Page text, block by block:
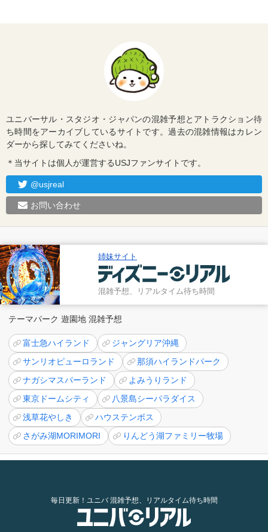
ユニバーサル・スタジオ・ジャパンの混雑予想とアトラクション待
ち時間をアーカイブしているサイトです。過去の混雑情報はカレン
ダーから探してみてくださいね。
＊当サイトは個人が運営するUSJファンサイトです。
@usjreal
お問い合わせ
姉妹サイト
混雑予想、リアルタイム待ち時間
テーマパーク 遊園地 混雑予想
富士急ハイランド
ジャングリア沖縄
サンリオピューロランド
那須ハイランドパーク
ナガシマスパーランド
よみうりランド
東京ドームシティ
八景島シーパラダイス
浅草花やしき
ハウステンボス
さがみ湖MORIMORI
りんどう湖ファミリー牧場
毎日更新！ユニバ 混雑予想、リアルタイム待ち時間